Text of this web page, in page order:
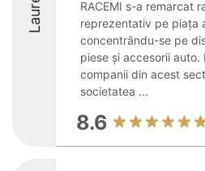
RACEMI s-a remarcat
reprezentativ pe piața
concentrându-se pe
piese și accesorii auto.
companii din acest
societatea ...
8.6